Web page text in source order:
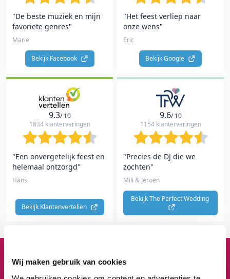
Wij maken gebruik van cookies
"De beste muziek en mijn
favoriete genres"
Marie
Bekijk Facebook
"Het feest verliep naar
onze wens"
Eric
Bekijk Google
9.3/ 10
1834 klantervaringen
"Een onvergetelijk feest en
helemaal ontzorgd"
Hans
Bekijk Klantenvertellen
9.6/ 10
1154 klantervaringen
"Precies de DJ die we
zochten"
Mili & Jeroen
Bekijk The Perfect Wedding